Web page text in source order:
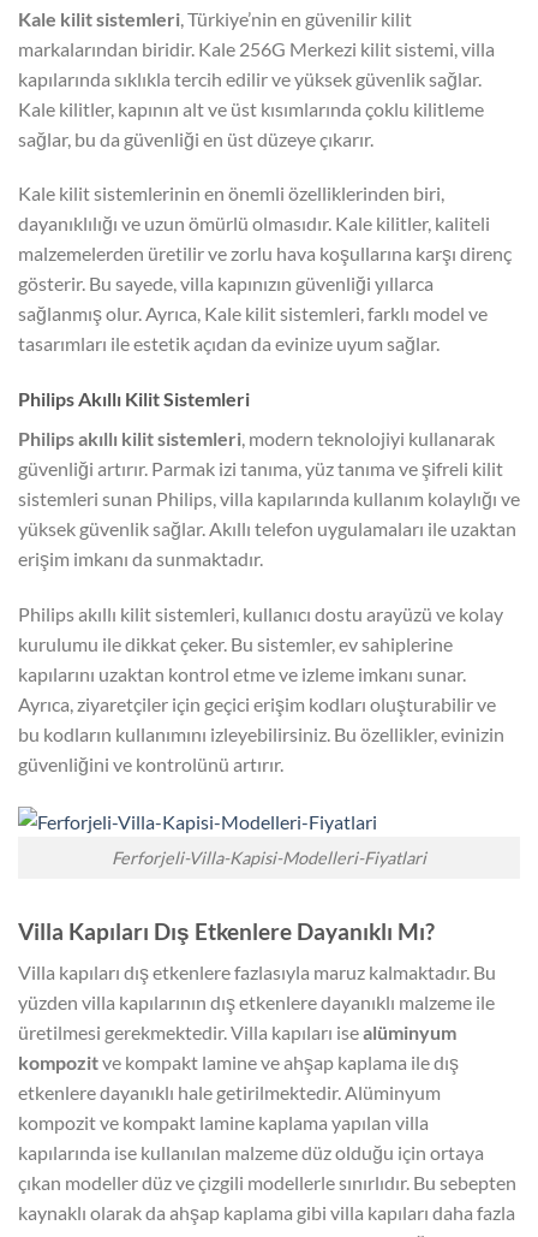
Kale kilit sistemleri , Türkiye’nin en güvenilir kilit
markalarından biridir. Kale 256G Merkezi kilit sistemi, villa
kapılarında sıklıkla tercih edilir ve yüksek güvenlik sağlar.
Kale kilitler, kapının alt ve üst kısımlarında çoklu kilitleme
sağlar, bu da güvenliği en üst düzeye çıkarır.
Kale kilit sistemlerinin en önemli özelliklerinden biri,
dayanıklılığı ve uzun ömürlü olmasıdır. Kale kilitler, kaliteli
malzemelerden üretilir ve zorlu hava koşullarına karşı direnç
gösterir. Bu sayede, villa kapınızın güvenliği yıllarca
sağlanmış olur. Ayrıca, Kale kilit sistemleri, farklı model ve
tasarımları ile estetik açıdan da evinize uyum sağlar.
Philips Akıllı Kilit Sistemleri
Philips akıllı kilit sistemleri, modern teknolojiyi kullanarak
güvenliği artırır. Parmak izi tanıma, yüz tanıma ve şifreli kilit
sistemleri sunan Philips, villa kapılarında kullanım kolaylığı ve
yüksek güvenlik sağlar. Akıllı telefon uygulamaları ile uzaktan
erişim imkanı da sunmaktadır.
Philips akıllı kilit sistemleri, kullanıcı dostu arayüzü ve kolay
kurulumu ile dikkat çeker. Bu sistemler, ev sahiplerine
kapılarını uzaktan kontrol etme ve izleme imkanı sunar.
Ayrıca, ziyaretçiler için geçici erişim kodları oluşturabilir ve
bu kodların kullanımını izleyebilirsiniz. Bu özellikler, evinizin
güvenliğini ve kontrolünü artırır.
Ferforjeli-Villa-Kapisi-Modelleri-Fiyatlari
Villa Kapıları Dış Etkenlere Dayanıklı Mı?
Villa kapıları dış etkenlere fazlasıyla maruz kalmaktadır. Bu
yüzden villa kapılarının dış etkenlere dayanıklı malzeme ile
üretilmesi gerekmektedir. Villa kapıları isealüminyum
kompozitve kompakt lamine ve ahşap kaplama ile dış
etkenlere dayanıklı hale getirilmektedir. Alüminyum
kompozit ve kompakt lamine kaplama yapılan villa
kapılarında ise kullanılan malzeme düz olduğu için ortaya
çıkan modeller düz ve çizgili modellerle sınırlıdır. Bu sebepten
kaynaklı olarak da ahşap kaplama gibi villa kapıları daha fazla